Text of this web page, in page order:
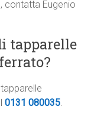
contatta Eugenio
tapparelle
0131 080035.